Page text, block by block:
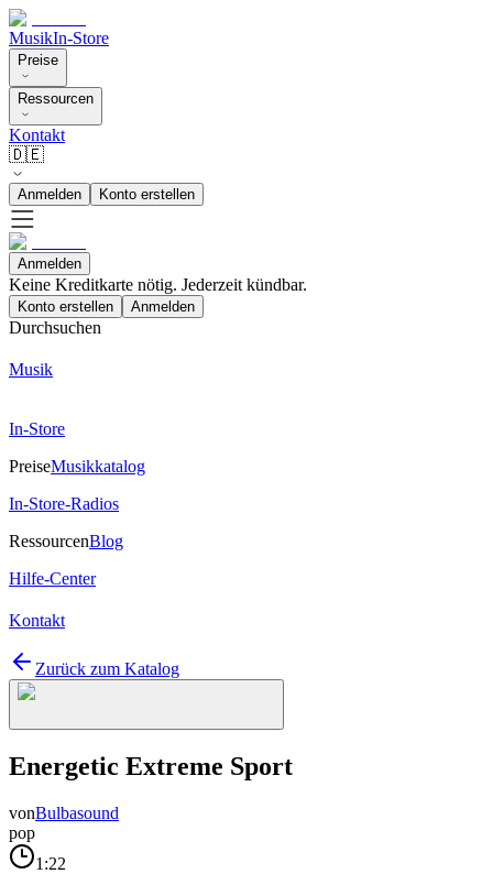
MusikIn-Store
Preise
Ressourcen
Kontakt
🇩🇪
Anmelden Konto erstellen
Anmelden
Keine Kreditkarte nötig. Jederzeit kündbar.
Konto erstellen Anmelden
Durchsuchen
Musik
In-Store
PreiseMusikkatalog
In-Store-Radios
RessourcenBlog
Hilfe-Center
Kontakt
Zurück zum Katalog
Energetic Extreme Sport
vonBulbasound
pop
1:22